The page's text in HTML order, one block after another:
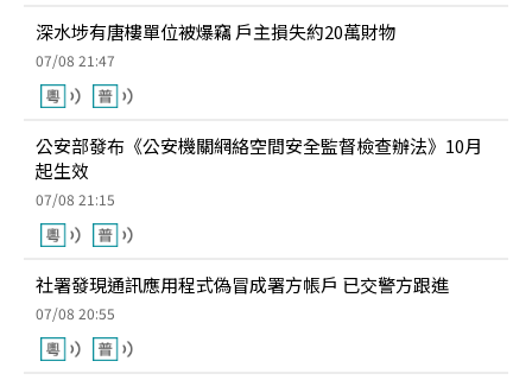
深水埗有唐樓單位被爆竊 戶主損失約20萬財物
07/08 21:47
公安部發布《公安機關網絡空間安全監督檢查辦法》10月
起生效
07/08 21:15
社署發現通訊應用程式偽冒成署方帳戶 已交警方跟進
07/08 20:55